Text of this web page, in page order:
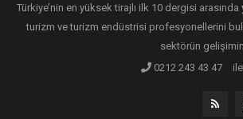
Türkiye’nin en yüksek tirajlı ilk 10 dergisi
turizm ve turizm endüstrisi profesyonellerini
sektörün
0212 243 43 47